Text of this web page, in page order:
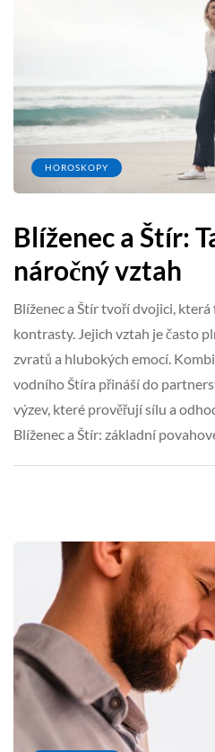
HOROSKOPY
Blíženec a Štír:
náročný vztah
Blíženec a Štír tvoří dvojici,
kontrasty. Jejich vztah je často
zvratů a hlubokých emocí.
vodního Štíra přináší do
výzev, které prověřují sílu a
Blíženec a Štír: základní